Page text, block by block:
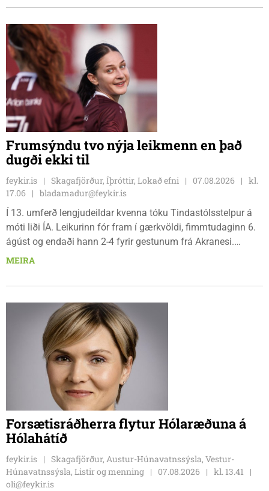
leiknum.
Frumsýndu tvo nýja leikmenn en það
dugði ekki til
feykir.is Skagafjörður, Íþróttir, Lokað efni 07.08.2026
kl.
17.06
bladamadur@feykir.is
Í 13. umferð lengjudeildar kvenna tóku Tindastólsstelpur á
móti liði ÍA. Leikurinn fór fram í gærkvöldi, fimmtudaginn 6.
ágúst og endaði hann 2-4 fyrir gestunum frá Akranesi.
Tindastólsliðið frumsýndi tvo nýja leikmenn en þær dönsku
tvíburar.
MEIRA
Forsætisráðherra flytur Hólaræðuna á
Hólahátíð
feykir.is
Skagafjörður, Austur-Húnavatnssýsla, Vestur-
Húnavatnssýsla, Listir og menning
07.08.2026
kl. 13.41
oli@feykir.is